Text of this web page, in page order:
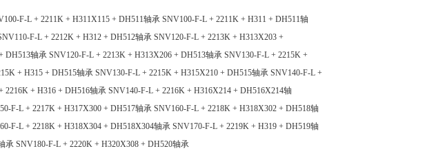
F-L + 2211K + H311X115 + DH511轴承 SNV100-F-L + 2211K + H311 + DH511轴
F-L + 2212K + H312 + DH512轴承 SNV120-F-L + 2213K + H313X203 +
DH513轴承 SNV120-F-L + 2213K + H313X206 + DH513轴承 SNV130-F-L + 2215K +
+ H315 + DH515轴承 SNV130-F-L + 2215K + H315X210 + DH515轴承 SNV140-F-L +
2216K + H316 + DH516轴承 SNV140-F-L + 2216K + H316X214 + DH516X214轴
F-L + 2217K + H317X300 + DH517轴承 SNV160-F-L + 2218K + H318X302 + DH518轴
F-L + 2218K + H318X304 + DH518X304轴承 SNV170-F-L + 2219K + H319 + DH519轴
承 SNV180-F-L + 2220K + H320X308 + DH520轴承